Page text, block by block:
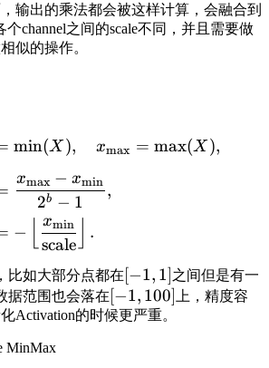
输出的乘法都会被这样计算，会融合到
个channel之间的scale不同，并且需要做
似的操作。
min(X ), xmax = max(X ),
2b − 1
xmax − xmin ,
−
scale
xmin .
比如大部分点都在 [−1, 1]之间但是有一
据范围也会落在 [−1, 100] 上，精度容
Activation的时候更严重。
MinMax